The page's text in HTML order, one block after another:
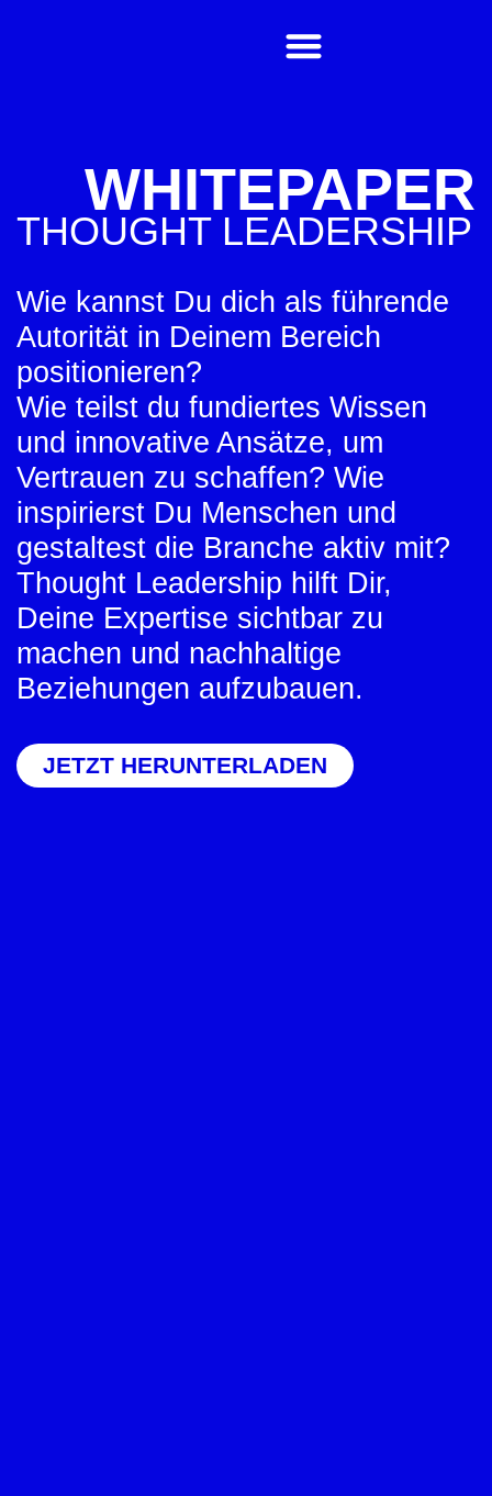
WHITEPAPER
THOUGHT LEADERSHIP
Wie kannst Du dich als führende
Autorität in Deinem Bereich
positionieren?
Wie teilst du fundiertes Wissen
und innovative Ansätze, um
Vertrauen zu schaffen? Wie
inspirierst Du Menschen und
gestaltest die Branche aktiv mit?
Thought Leadership hilft Dir,
Deine Expertise sichtbar zu
machen und nachhaltige
Beziehungen aufzubauen.
JETZT HERUNTERLADEN